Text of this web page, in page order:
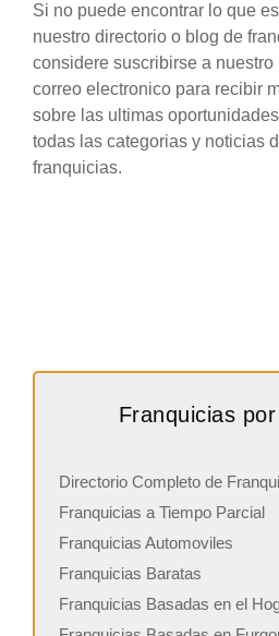
Si no puede encontrar lo que
nuestro directorio o blog de
considere suscribirse a
correo electronico para recibir
sobre las ultimas
todas las categorias y noticias
franquicias.
Franquicias
Directorio Completo de
Franquicias a Tiempo Parcial
Franquicias Automoviles
Franquicias Baratas
Franquicias Basadas en el